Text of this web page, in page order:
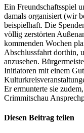
Ein Freundschaftsspiel
damals organisiert (wir
beispielhaft. Die
völlig zerstörten
kommenden Wochen
Abschlussfahrt dorthin,
anzusehen.
Initiatoren mit einem
Er ermunterte sie
Crimmitschau
Diesen Beitrag teilen